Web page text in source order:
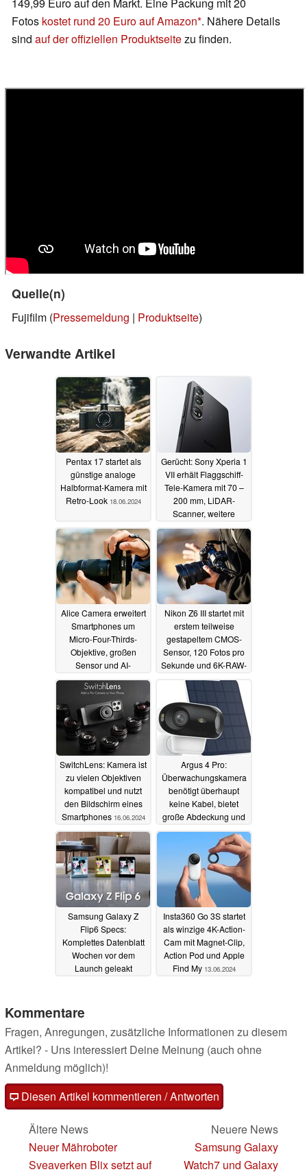
149,99 Euro auf den Markt. Eine Packung mit 20
Fotos kostet rund 20 Euro auf Amazon . Nähere Details
sind auf der offiziellen Produktseitezu finden.
Quelle(n)
Fujifilm (Pressemeldung | Produktseite)
Verwandte Artikel
Pentax 17 startet als
günstige analoge
Halbformat-Kamera mit
Retro-Look 18.06.2024
Gerücht: Sony Xperia 1
VII erhält Flaggschiff-
Tele-Kamera mit 70 –
200 mm, LiDAR-
Scanner, weitere
Kamera-Upgrades
17.06.2024
Alice Camera erweitert
Smartphones um
Micro-Four-Thirds-
Objektive, großen
Sensor und AI-
Features17.06.2024
Nikon Z6 III startet mit
erstem teilweise
gestapeltem CMOS-
Sensor, 120 Fotos pro
Sekunde und 6K-RAW-
Video17.06.2024
SwitchLens: Kamera ist
zu vielen Objektiven
kompatibel und nutzt
den Bildschirm eines
Smartphones 16.06.2024
Argus 4 Pro:
Überwachungskamera
benötigt überhaupt
keine Kabel, bietet
große Abdeckung und
smarte Funktionen
ohne Abo-Zwang
16.06.2024
Samsung Galaxy Z
Flip6 Specs:
Komplettes Datenblatt
Wochen vor dem
Launch geleakt
Insta360 Go 3S startet
als winzige 4K-Action-
Cam mit Magnet-Clip,
Action Pod und Apple
Find My 13.06.2024
Kommentare
Fragen, Anregungen, zusätzliche Informationen zu diesem
Artikel? - Uns interessiert Deine Meinung (auch ohne
Anmeldung möglich)!
Diesen Artikel kommentieren / Antworten
Ältere News
Neuer Mähroboter
Sveaverken Blix setzt auf
Neuere News
Samsung Galaxy
Watch7 und Galaxy